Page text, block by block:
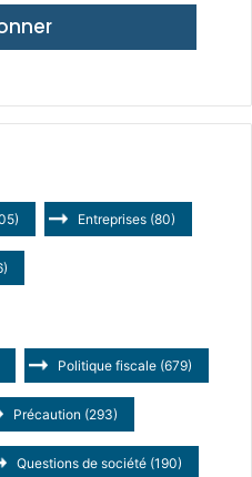
Entreprises (80)
Politique fiscale (679)
Précaution (293)
Questions de société (190)